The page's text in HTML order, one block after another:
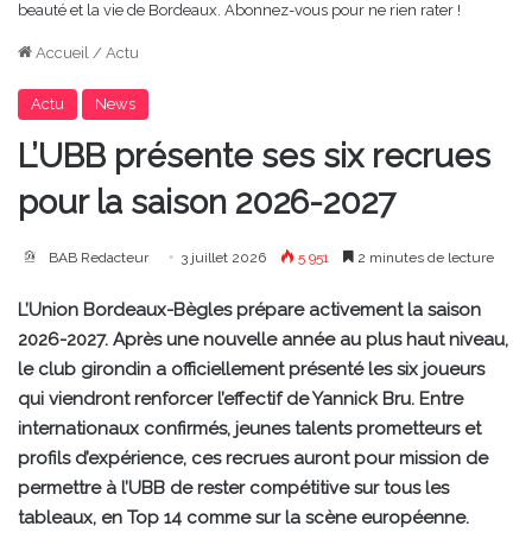
beauté et la vie de Bordeaux. Abonnez-vous pour ne rien rater !
Accueil / Actu
Actu News
L’UBB présente ses six recrues
pour la saison 2026-2027
BAB Redacteur 3 juillet 2026 5 951 2 minutes de lecture
L’Union Bordeaux-Bègles prépare activement la saison
2026-2027. Après une nouvelle année au plus haut niveau,
le club girondin a officiellement présenté les six joueurs
qui viendront renforcer l’effectif de Yannick Bru. Entre
internationaux confirmés, jeunes talents prometteurs et
profils d’expérience, ces recrues auront pour mission de
permettre à l’UBB de rester compétitive sur tous les
tableaux, en Top 14 comme sur la scène européenne.